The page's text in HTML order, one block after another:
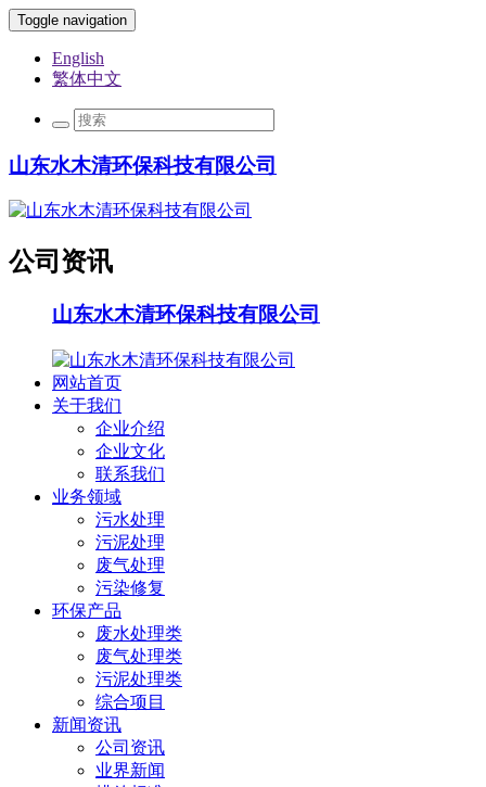
Toggle navigation
English
繁体中文
山东水木清环保科技有限公司
公司资讯
山东水木清环保科技有限公司
网站首页
关于我们
企业介绍
企业文化
联系我们
业务领域
污水处理
污泥处理
废气处理
污染修复
环保产品
废水处理类
废气处理类
污泥处理类
综合项目
新闻资讯
公司资讯
业界新闻